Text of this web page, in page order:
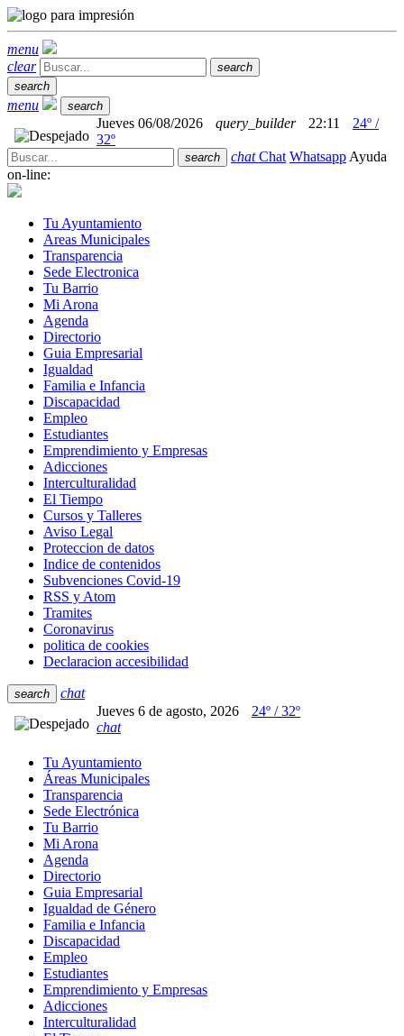
menu
clear
search
search
menu search
Jueves 06/08/2026 query_builder 22:11
24º /
32º
search chatChat Whatsapp Ayuda
on-line:
Tu Ayuntamiento
Areas Municipales
Transparencia
Sede Electronica
Tu Barrio
Mi Arona
Agenda
Directorio
Guia Empresarial
Igualdad
Familia e Infancia
Discapacidad
Empleo
Estudiantes
Emprendimiento y Empresas
Adicciones
Interculturalidad
El Tiempo
Cursos y Talleres
Aviso Legal
Proteccion de datos
Indice de contenidos
Subvenciones Covid-19
RSS y Atom
Tramites
Coronavirus
politica de cookies
Declaracion accesibilidad
search
chat
Jueves 6 de agosto, 2026
24º / 32º
chat
Tu Ayuntamiento
Áreas Municipales
Transparencia
Sede Electrónica
Tu Barrio
Mi Arona
Agenda
Directorio
Guia Empresarial
Igualdad de Género
Familia e Infancia
Discapacidad
Empleo
Estudiantes
Emprendimiento y Empresas
Adicciones
Interculturalidad